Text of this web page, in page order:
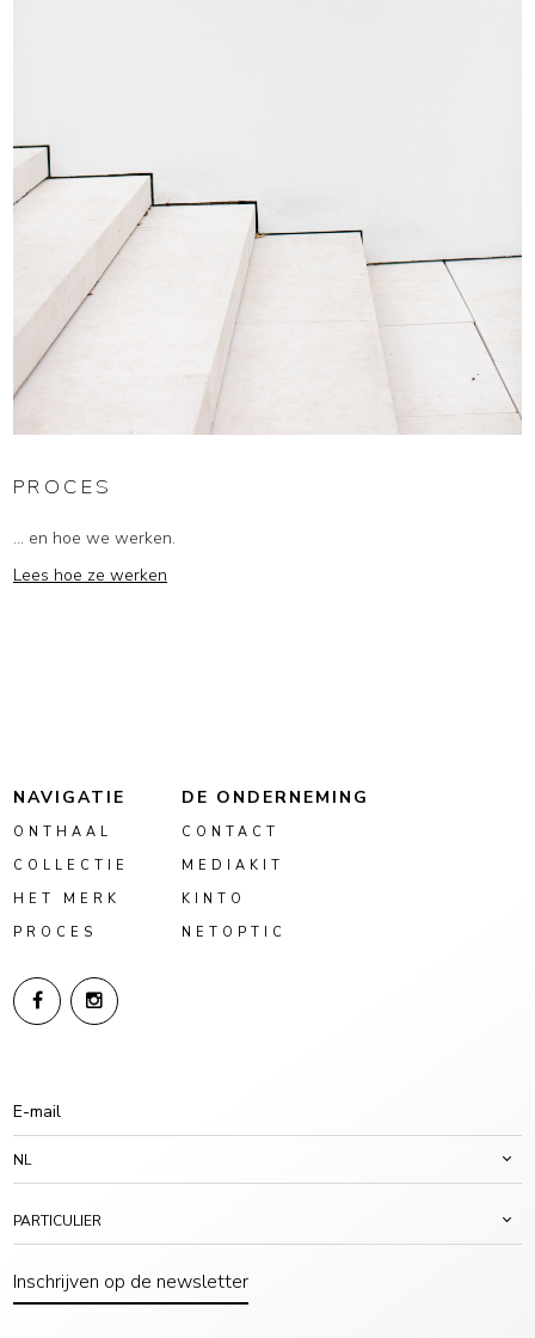
PROCES
... en hoe we werken.
Lees hoe ze werken
NAVIGATIE
ONTHAAL
COLLECTIE
HET MERK
PROCES
DE ONDERNEMING
CONTACT
MEDIAKIT
KINTO
NETOPTIC
NL
PARTICULIER
Inschrijven op de newsletter